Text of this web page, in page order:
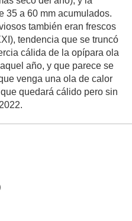
35 a 60 mm acumulados.
también eran frescos
tendencia que se truncó
cálida de la opípara ola
año, y que parece se
venga una ola de calor
quedará cálido pero sin